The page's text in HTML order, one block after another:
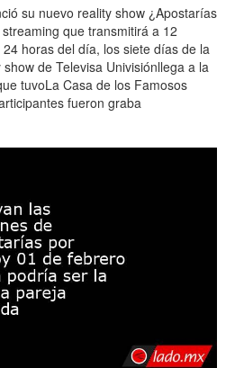
su nuevo reality show ¿Apostarías
que transmitirá a 12
horas del día, los siete días de la
de Televisa Univisiónllega a la
tuvoLa Casa de los Famosos
fueron graba